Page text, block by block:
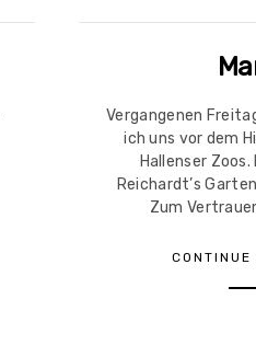
Vergangenen
ich uns vor dem
Hallenser
Reichardt’s
Zum
CONTINUE